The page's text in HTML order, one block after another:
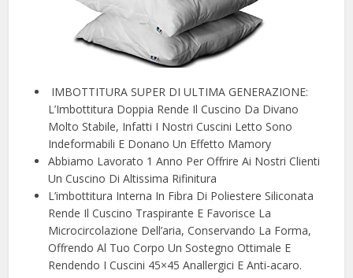
️ IMBOTTITURA SUPER DI ULTIMA GENERAZIONE:
L’Imbottitura Doppia Rende Il Cuscino Da Divano
Molto Stabile, Infatti I Nostri Cuscini Letto Sono
Indeformabili E Donano Un Effetto Mamory
Abbiamo Lavorato 1 Anno Per Offrire Ai Nostri Clienti
Un Cuscino Di Altissima Rifinitura
L’imbottitura Interna In Fibra Di Poliestere Siliconata
Rende Il Cuscino Traspirante E Favorisce La
Microcircolazione Dell’aria, Conservando La Forma,
Offrendo Al Tuo Corpo Un Sostegno Ottimale E
Rendendo I Cuscini 45×45 Anallergici E Anti-acaro.